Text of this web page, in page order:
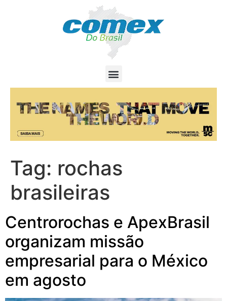
Tag: rochas
brasileiras
Centrorochas e ApexBrasil
organizam missão
empresarial para o México
em agosto